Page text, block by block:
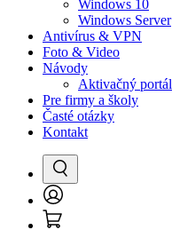
Windows 10
Windows Server
Antivírus & VPN
Foto & Video
Návody
Aktivačný portál
Pre firmy a školy
Časté otázky
Kontakt
Prihlásenie
Košík